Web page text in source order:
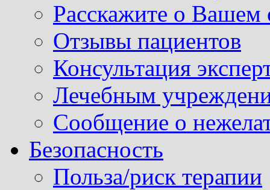
Расскажите о Вашем
Отзывы пациентов
Консультация
Лечебным
Сообщение о
Безопасность
Польза/риск терапии